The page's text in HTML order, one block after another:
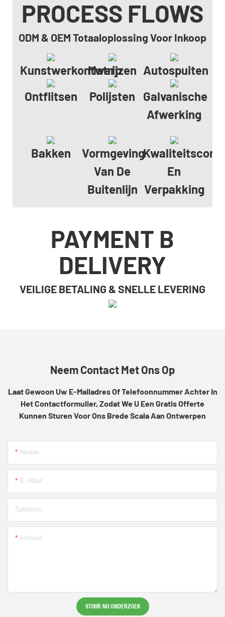
PROCESS FLOWS
ODM & OEM Totaaloplossing Voor Inkoop
Kunstwerkontwerp
Matrijzen Autospuiten
Ontflitsen
Polijsten
Galvanische
Afwerking
Bakken
Vormgeving
Van De
Buitenlijn
En
Verpakking
PAYMENT B
DELIVERY
VEILIGE BETALING & SNELLE LEVERING
Neem Contact Met Ons Op
Laat Gewoon Uw E-Mailadres Of Telefoonnummer Achter In
Het Contactformulier, Zodat We U Een Gratis Offerte
Kunnen Sturen Voor Ons Brede Scala Aan Ontwerpen
Naam
E -mail
Telefoon
Inhoud
STUUR NU ONDERZOEK